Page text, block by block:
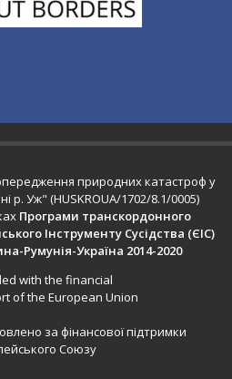
природних катастроф у
р. Уж" (HUSKROUA/1702/8.1/0005)
Програми транскордонного
Інструменту Сусідства (ЄІС)
Румунія-Україна 2014-2020
with the financial
of the European Union
за фінансової підтримки
Союзу